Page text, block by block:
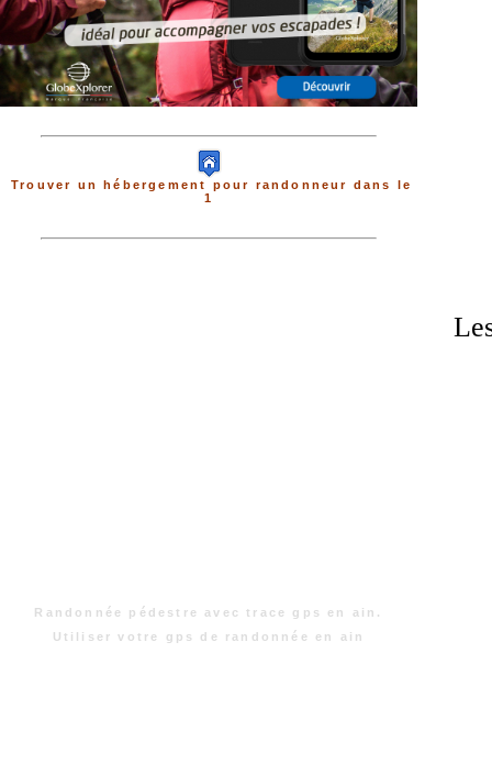
Trouver un hébergement pour randonneur dans le
1
Randonnée pédestre avec trace gps en ain.
Utiliser votre gps de randonnée en ain